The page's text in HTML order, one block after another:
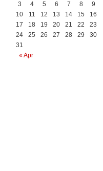
« Apr
3
4 5 6 7 8
9
10
11 12 13 14 15
16
17
18 19 20 21 22
23
24
25 26 27 28 29
30
31